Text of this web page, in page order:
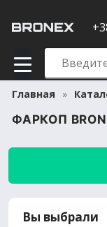
Главная
ФАРКОП
Вы выбрали